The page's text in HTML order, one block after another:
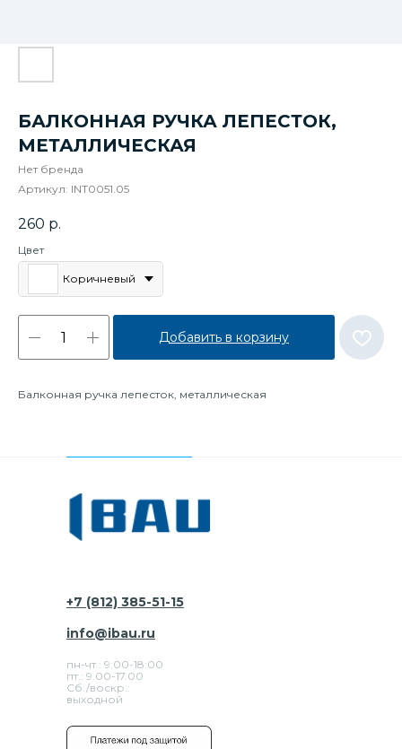
БАЛКОННАЯ РУЧКА ЛЕПЕСТОК,
МЕТАЛЛИЧЕСКАЯ
Нет бренда
Артикул: INT0051.05
260 р.
Цвет
Коричневый
Добавить в корзину
Балконная ручка лепесток, металлическая
+7 (812) 385-51-15
пн-чт.: 9:00-18:00
пт.: 9.00-17.00
Сб./воскр.:
выходной
info@ibau.ru